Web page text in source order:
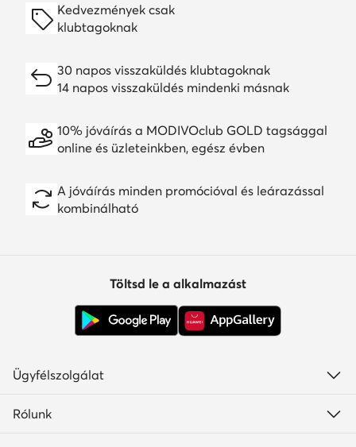
Kedvezmények csak
klubtagoknak
30 napos visszaküldés klubtagoknak
14 napos visszaküldés mindenki másnak
10% jóváírás a MODIVOclub GOLD tagsággal
online és üzleteinkben, egész évben
A jóváírás minden promócióval és leárazással
kombinálható
Töltsd le a alkalmazást
Ügyfélszolgálat
Rólunk